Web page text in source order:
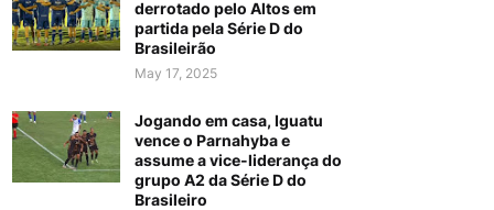
derrotado pelo Altos em
partida pela Série D do
Brasileirão
May 17, 2025
Jogando em casa, Iguatu
vence o Parnahyba e
assume a vice-liderança do
grupo A2 da Série D do
Brasileiro